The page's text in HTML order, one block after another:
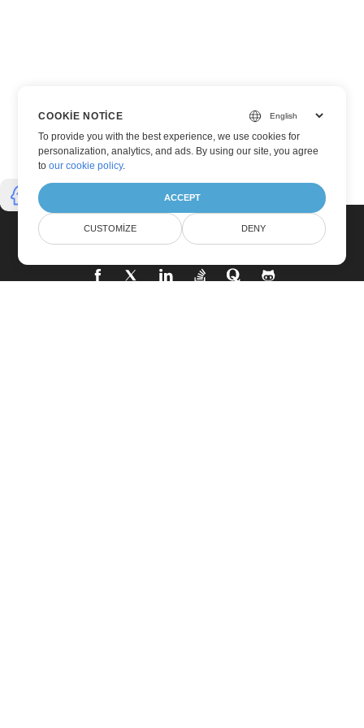
COOKIE NOTICE
To provide you with the best experience, we use cookies for
personalization, analytics, and ads. By using our site, you agree
toour cookie policy.
ACCEPT
CUSTOMIZE DENY